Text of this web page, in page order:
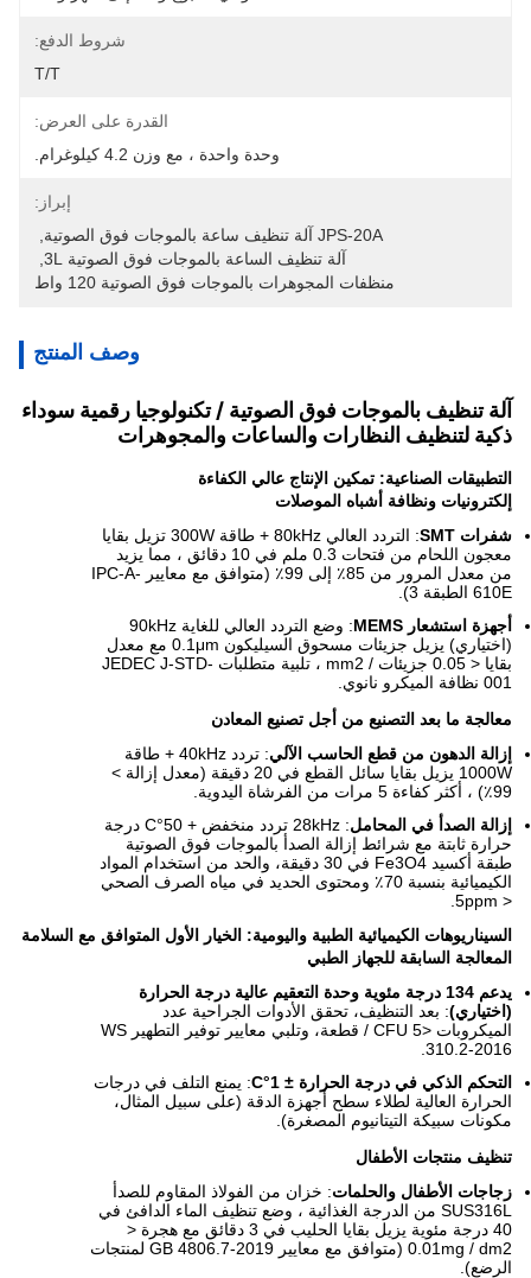
شروط الدفع:
T/T
القدرة على العرض:
وحدة واحدة ، مع وزن 4.2 كيلوغرام.
إبراز:
JPS-20A آلة تنظيف ساعة بالموجات فوق الصوتية
آلة تنظيف الساعة بالموجات فوق الصوتية 3L
منظفات المجوهرات بالموجات فوق الصوتية 120 واط
وصف المنتج
آلة تنظيف بالموجات فوق الصوتية / تكنولوجيا رقمية سوداء
ذكية لتنظيف النظارات والساعات والمجوهرات
التطبيقات الصناعية: تمكين الإنتاج عالي الكفاءة
إلكترونيات ونظافة أشباه الموصلات
شفرات SMT
: التردد العالي 80kHz + طاقة 300W تزيل بقايا
معجون اللحام من فتحات 0.3 ملم في 10 دقائق ، مما يزيد
من معدل المرور من 85٪ إلى 99٪ (متوافق مع معايير IPC-A-
610E الطبقة 3).
أجهزة استشعار MEMS
: وضع التردد العالي للغاية 90kHz
(اختياري) يزيل جزيئات مسحوق السيليكون 0.1μm مع معدل
بقايا < 0.05 جزيئات / mm2 ، تلبية متطلبات JEDEC J-STD-
001 نظافة الميكرو نانوي.
معالجة ما بعد التصنيع من أجل تصنيع المعادن
إزالة الدهون من قطع الحاسب الآلي
: تردد 40kHz + طاقة
1000W يزيل بقايا سائل القطع في 20 دقيقة (معدل إزالة >
99٪) ، أكثر كفاءة 5 مرات من الفرشاة اليدوية.
إزالة الصدأ في المحامل
: 28kHz تردد منخفض + 50°C درجة
حرارة ثابتة مع شرائط إزالة الصدأ بالموجات فوق الصوتية
طبقة أكسيد Fe3O4 في 30 دقيقة، والحد من استخدام المواد
الكيميائية بنسبة 70٪ ومحتوى الحديد في مياه الصرف الصحي
< 5ppm.
السيناريوهات الكيميائية الطبية واليومية: الخيار الأول المتوافق مع السلامة
المعالجة السابقة للجهاز الطبي
يدعم 134 درجة مئوية وحدة التعقيم عالية درجة الحرارة
(اختياري): بعد التنظيف، تحقق الأدوات الجراحية عدد
الميكروبات <5 CFU / قطعة، وتلبي معايير توفير التطهير WS
310.2-2016.
التحكم الذكي في درجة الحرارة ± 1°C
: يمنع التلف في درجات
الحرارة العالية لطلاء سطح أجهزة الدقة (على سبيل المثال،
مكونات سبيكة التيتانيوم المصغرة).
تنظيف منتجات الأطفال
زجاجات الأطفال والحلمات: خزان من الفولاذ المقاوم للصدأ
SUS316L من الدرجة الغذائية ، وضع تنظيف الماء الدافئ في
40 درجة مئوية يزيل بقايا الحليب في 3 دقائق مع هجرة <
0.01mg / dm2 (متوافق مع معايير GB 4806.7-2019 لمنتجات
الرضع).